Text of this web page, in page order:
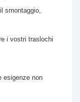
smontaggio,
i vostri traslochi
esigenze non